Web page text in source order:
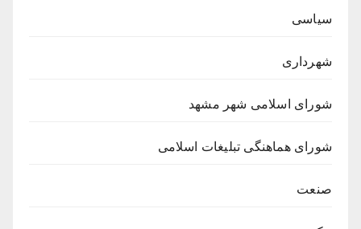
سیاسی
شهرداری
شورای اسلامی شهر مشهد
شورای هماهنگی تبلیغات اسلامی
صنعت